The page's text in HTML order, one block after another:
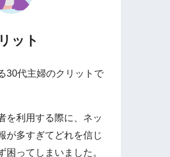
ット
30代主婦のクリットで
を利用する際に、ネッ
が多すぎてどれを信じ
困ってしまいました。